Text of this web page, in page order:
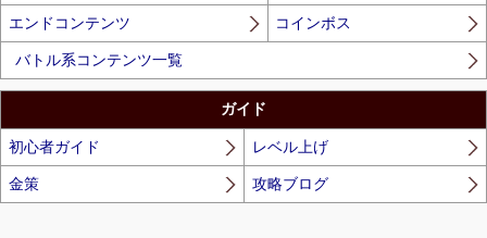
エンドコンテンツ コインボス
バトル系コンテンツ一覧
ガイド
初心者ガイド レベル上げ
金策 攻略ブログ